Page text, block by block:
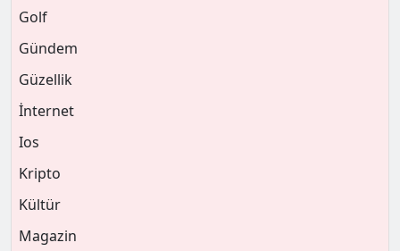
Golf
Gündem
Güzellik
İnternet
Ios
Kripto
Kültür
Magazin